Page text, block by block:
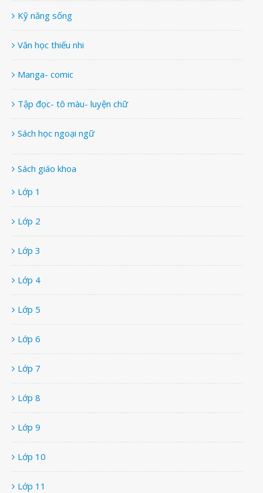
Kỹ năng sống
Văn học thiếu nhi
Manga- comic
Tập đọc- tô màu- luyện chữ
Sách học ngoại ngữ
Sách giáo khoa
Lớp 1
Lớp 2
Lớp 3
Lớp 4
Lớp 5
Lớp 6
Lớp 7
Lớp 8
Lớp 9
Lớp 10
Lớp 11